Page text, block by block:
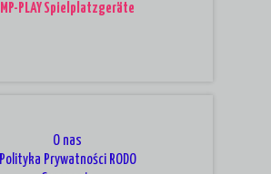
O nas
Polityka Prywatności RODO
MP-PLAY Spielplatzgeräte